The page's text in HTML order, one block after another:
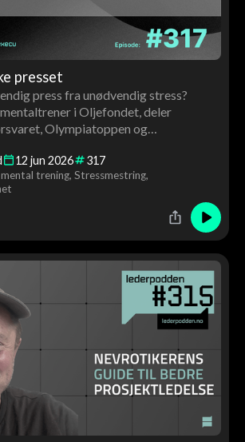
presset
press fra unødvendig stress?
i Oljefondet, deler
Olympiatoppen og
og hvorfor flinke folk ofte gjør
enn nødvendig.
12 jun 2026 317
mental trening Stressmestring